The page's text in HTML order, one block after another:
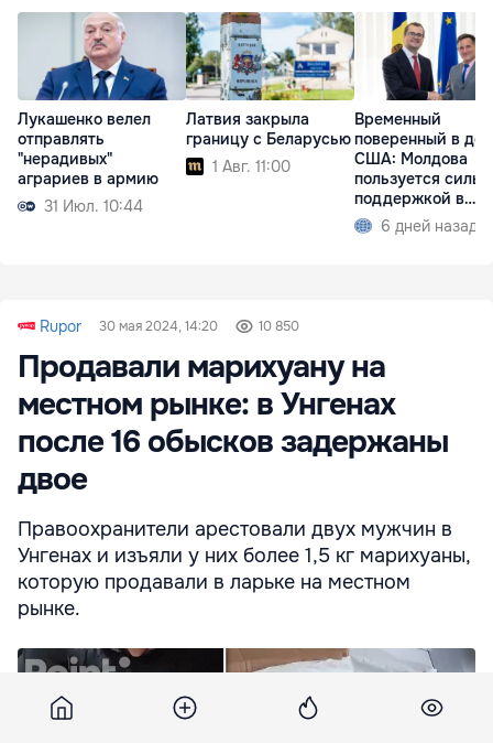
Лукашенко велел
отправлять
"нерадивых"
аграриев в армию
31 Июл. 10:44
Латвия закрыла
границу с Беларусью
1 Авг. 11:00
Временный
поверенный в
США: Молдова
пользуется
поддержкой в
Конгрессе
6 дней назад
Rupor 30 мая 2024, 14:20 10 850
Продавали марихуану на
местном рынке: в Унгенах
после 16 обысков задержаны
двое
Правоохранители арестовали двух мужчин в
Унгенах и изъяли у них более 1,5 кг марихуаны,
которую продавали в ларьке на местном
рынке.